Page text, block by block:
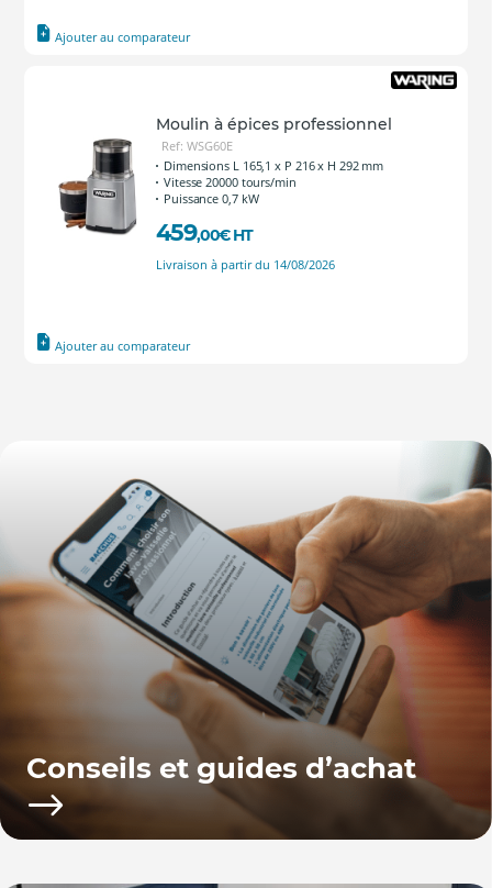
Ajouter au comparateur
Moulin à épices professionnel
Ref: WSG60E
Dimensions L 165,1 x P 216 x H 292 mm
Vitesse 20000 tours/min
Puissance 0,7 kW
459,00€ HT
Livraison à partir du 14/08/2026
Ajouter au comparateur
Conseils et guides d’achat